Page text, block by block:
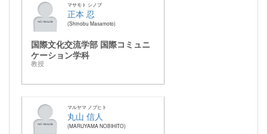
マサモト シノブ
正本 忍
Shinobu Masamoto
国際文化交流学部 国際コミュニ
ケーション学科
教授
マルヤマ ノブヒト
丸山 信人
MARUYAMA NOBIHITO